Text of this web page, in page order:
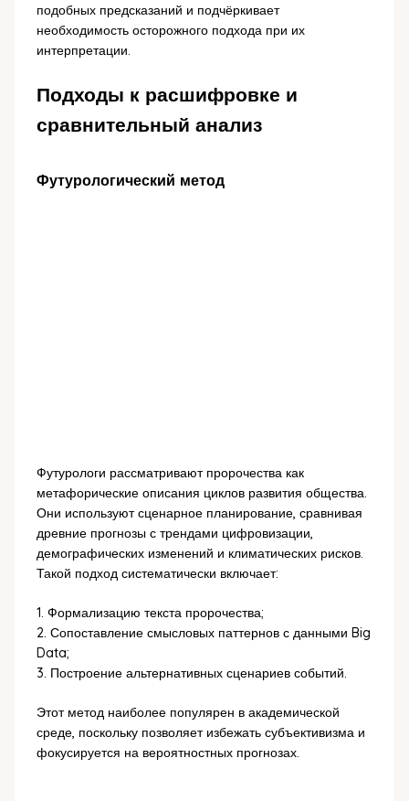
подобных предсказаний и подчёркивает
необходимость осторожного подхода при их
интерпретации.
Подходы к расшифровке и
сравнительный анализ
Футурологический метод
Футурологи рассматривают пророчества как
метафорические описания циклов развития общества.
Они используют сценарное планирование, сравнивая
древние прогнозы с трендами цифровизации,
демографических изменений и климатических рисков.
Такой подход систематически включает:
1. Формализацию текста пророчества;
2. Сопоставление смысловых паттернов с данными Big
Data;
3. Построение альтернативных сценариев событий.
Этот метод наиболее популярен в академической
среде, поскольку позволяет избежать субъективизма и
фокусируется на вероятностных прогнозах.